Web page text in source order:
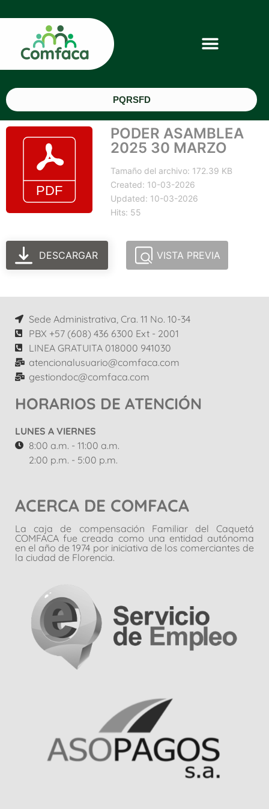
PQRSFD
PODER ASAMBLEA
2025 30 MARZO
Tamaño del archivo: 172.39 KB
Created: 10-03-2026
Updated: 10-03-2026
Hits: 55
DESCARGAR VISTA PREVIA
Sede Administrativa, Cra. 11 No. 10-34
PBX +57 (608) 436 6300 Ext - 2001
LINEA GRATUITA 018000 941030
atencionalusuario@comfaca.com
gestiondoc@comfaca.com
HORARIOS DE ATENCIÓN
LUNES A VIERNES
8:00 a.m. - 11:00 a.m.
2:00 p.m. - 5:00 p.m.
ACERCA DE COMFACA
La caja de compensación Familiar del Caquetá
COMFACA fue creada como una entidad autónoma
en el año de 1974 por iniciativa de los comerciantes de
la ciudad de Florencia.